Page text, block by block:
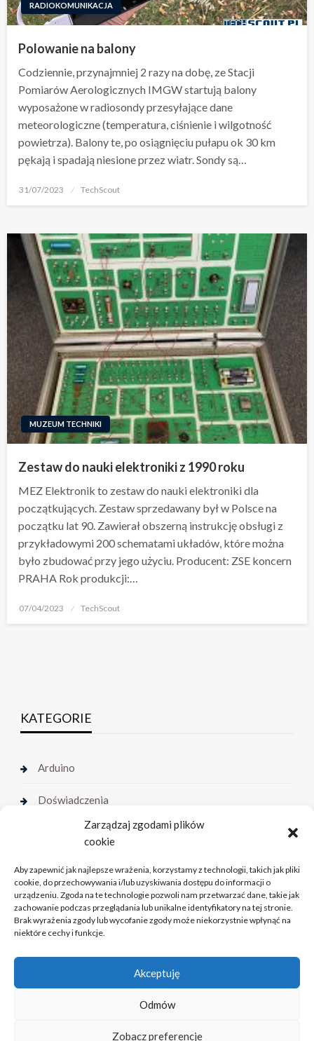
Zarządzaj zgodami plików
cookie
Aby zapewnić jak najlepsze wrażenia, korzystamy z technologii, takich jak pliki
cookie, do przechowywania i/lub uzyskiwania dostępu do informacji o
urządzeniu. Zgoda na te technologie pozwoli nam przetwarzać dane, takie jak
zachowanie podczas przeglądania lub unikalne identyfikatory na tej stronie.
Brak wyrażenia zgody lub wycofanie zgody może niekorzystnie wpłynąć na
niektóre cechy i funkcje.
Akceptuję
Odmów
Zobacz preferencje
RADIOKOMUNIKACJA
Polowanie na balony
Codziennie, przynajmniej 2 razy na dobę, ze Stacji
Pomiarów Aerologicznych IMGW startują balony
wyposażone w radiosondy przesyłające dane
meteorologiczne (temperatura, ciśnienie i wilgotność
powietrza). Balony te, po osiągnięciu pułapu ok 30 km
pękają i spadają niesione przez wiatr. Sondy są…
Opublikowane
31/07/2023 TechScout
MUZEUM TECHNIKI
Zestaw do nauki elektroniki z 1990 roku
MEZ Elektronik to zestaw do nauki elektroniki dla
początkujących. Zestaw sprzedawany był w Polsce na
początku lat 90. Zawierał obszerną instrukcję obsługi z
przykładowymi 200 schematami układów, które można
było zbudować przy jego użyciu. Producent: ZSE koncern
PRAHA Rok produkcji:…
Opublikowane
07/04/2023 TechScout
KATEGORIE
Arduino
Doświadczenia
Muzeum Techniki
Radiokomunikacja